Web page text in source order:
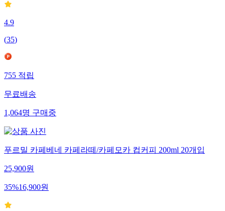
4.9
(35)
755 적립
무료배송
1,064명 구매중
푸르밀 카페베네 카페라떼/카페모카 컵커피 200ml 20개입
25,900원
35%16,900원